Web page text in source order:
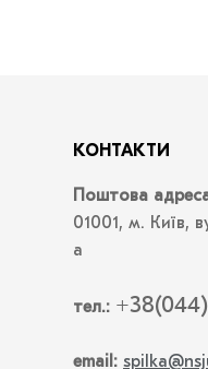
КОНТАКТИ
Поштова
01001, м. Київ,
а
тел.:
email: